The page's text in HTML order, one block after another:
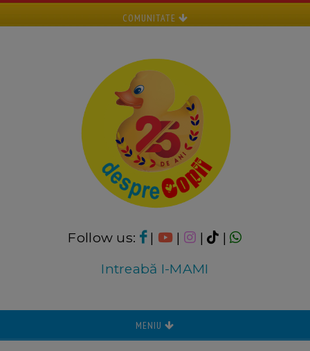
COMUNITATE
Follow us: | | |
|
Intreabă I-MAMI
MENIU